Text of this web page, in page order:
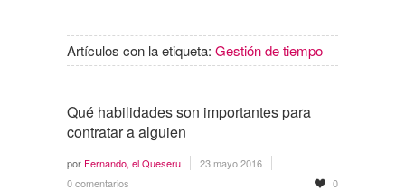
Artículos con la etiqueta: Gestión de tiempo
Qué habilidades son importantes para
contratar a alguien
por Fernando, el Queseru
23 mayo 2016
0 comentarios
0